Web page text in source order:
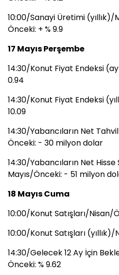
10:00/Sanayi Üretimi
Önceki: + % 9.9
17 Mayıs Perşembe
14:30/Konut Fiyat Endeksi
0.94
14:30/Konut Fiyat Endeksi
10.09
14:30/Yabancıların Net Tahvil
Önceki: - 30 milyon dolar
14:30/Yabancıların Net Hisse
Mayıs/Önceki: - 51 milyon
18 Mayıs Cuma
10:00/Konut Satışları/Nisan/
10:00/Konut Satışları
14:30/Gelecek 12 Ay İçin
Önceki: % 9.62